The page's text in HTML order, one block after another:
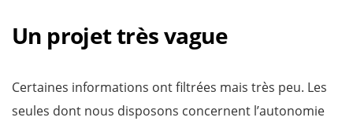
Un projet très vague
Certaines informations ont filtrées mais très peu. Les
seules dont nous disposons concernent l’autonomie